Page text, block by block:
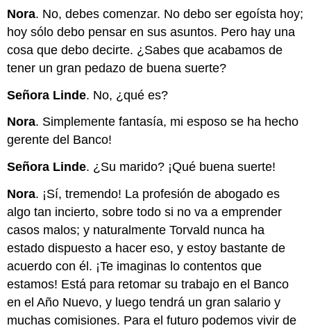
Nora. No, debes comenzar. No debo ser egoísta hoy;
hoy sólo debo pensar en sus asuntos. Pero hay una
cosa que debo decirte. ¿Sabes que acabamos de
tener un gran pedazo de buena suerte?
Señora Linde. No, ¿qué es?
Nora. Simplemente fantasía, mi esposo se ha hecho
gerente del Banco!
Señora Linde. ¿Su marido? ¡Qué buena suerte!
Nora. ¡Sí, tremendo! La profesión de abogado es
algo tan incierto, sobre todo si no va a emprender
casos malos; y naturalmente Torvald nunca ha
estado dispuesto a hacer eso, y estoy bastante de
acuerdo con él. ¡Te imaginas lo contentos que
estamos! Está para retomar su trabajo en el Banco
en el Año Nuevo, y luego tendrá un gran salario y
muchas comisiones. Para el futuro podemos vivir de